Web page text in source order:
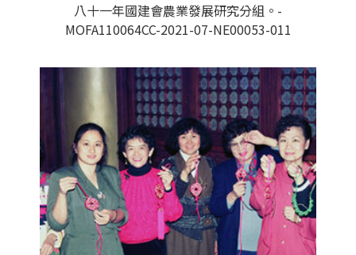
八十一年國建會農業發展研究分組。-
MOFA110064CC-2021-07-NE00053-011